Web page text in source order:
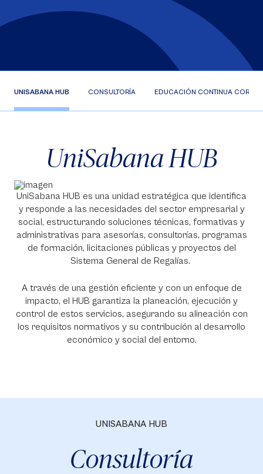
UNISABANA HUB CONSULTORÍA EDUCACIÓN CONTINUA
UniSabana HUB
UniSabana HUB es una unidad estratégica que identifica
y responde a las necesidades del sector empresarial y
social, estructurando soluciones técnicas, formativas y
administrativas para asesorías, consultorías, programas
de formación, licitaciones públicas y proyectos del
Sistema General de Regalías.
A través de una gestión eficiente y con un enfoque de
impacto, el HUB garantiza la planeación, ejecución y
control de estos servicios, asegurando su alineación con
los requisitos normativos y su contribución al desarrollo
económico y social del entorno.
UNISABANA HUB
Consultoría